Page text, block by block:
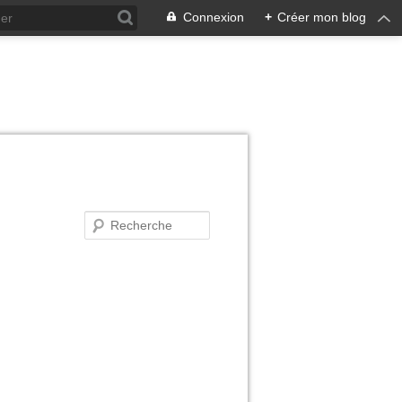
Connexion + Créer mon blog